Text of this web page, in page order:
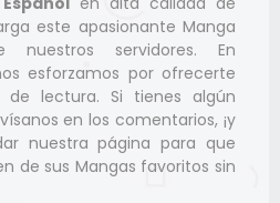
este apasionante Manga
nuestros servidores. En
esforzamos por ofrecerte
de lectura. Si tienes algún
en los comentarios, ¡y
nuestra página para que
de sus Mangas favoritos sin